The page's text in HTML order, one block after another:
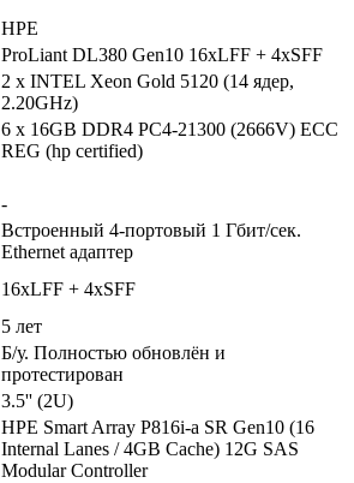
HPE
ProLiant DL380 Gen10 16xLFF + 4xSFF
2 x INTEL Xeon Gold 5120 (14 ядер,
2.20GHz)
6 x 16GB DDR4 PC4-21300 (2666V) ECC
REG (hp certified)
-
Встроенный 4-портовый 1 Гбит/сек.
Ethernet адаптер
16xLFF + 4xSFF
5 лет
Б/у. Полностью обновлён и
протестирован
3.5'' (2U)
HPE Smart Array P816i-a SR Gen10 (16
Internal Lanes / 4GB Cache) 12G SAS
Modular Controller